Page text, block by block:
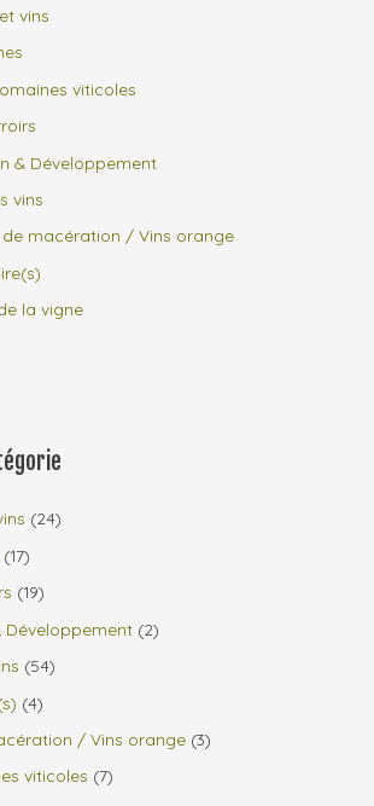
vins
viticoles
& Développement
vins
de macération / Vins orange
la vigne
(24)
(17)
(19)
Développement (2)
(54)
(4)
/ Vins orange (3)
viticoles (7)